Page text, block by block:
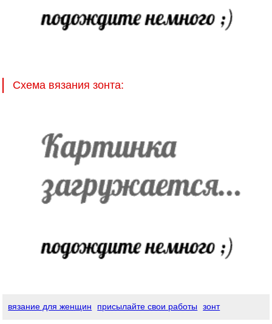
Схема вязания зонта:
вязание для женщин присылайте свои работы зонт